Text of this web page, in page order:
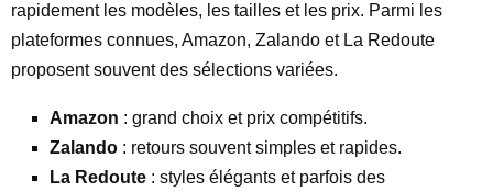
rapidement les modèles, les tailles et les prix. Parmi les
plateformes connues, Amazon, Zalando et La Redoute
proposent souvent des sélections variées.
Amazon : grand choix et prix compétitifs.
Zalando : retours souvent simples et rapides.
La Redoute : styles élégants et parfois des